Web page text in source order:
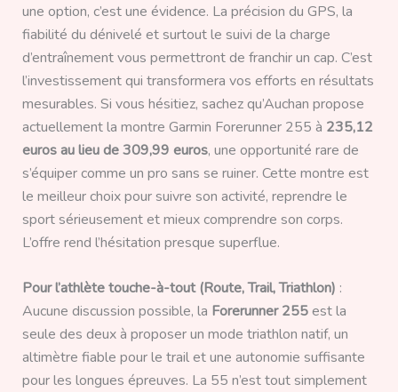
une option, c’est une évidence. La précision du GPS, la
fiabilité du dénivelé et surtout le suivi de la charge
d’entraînement vous permettront de franchir un cap. C’est
l’investissement qui transformera vos efforts en résultats
mesurables. Si vous hésitiez, sachez qu’Auchan propose
actuellement la montre Garmin Forerunner 255 à 235,12
euros au lieu de 309,99 euros, une opportunité rare de
s’équiper comme un pro sans se ruiner. Cette montre est
le meilleur choix pour suivre son activité, reprendre le
sport sérieusement et mieux comprendre son corps.
L’offre rend l’hésitation presque superflue.
Pour l’athlète touche-à-tout (Route, Trail, Triathlon) :
Aucune discussion possible, la Forerunner 255est la
seule des deux à proposer un mode triathlon natif, un
altimètre fiable pour le trail et une autonomie suffisante
pour les longues épreuves. La 55 n’est tout simplement